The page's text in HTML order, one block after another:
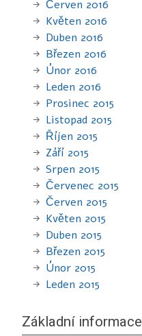
Červen 2016
Květen 2016
Duben 2016
Březen 2016
Únor 2016
Leden 2016
Prosinec 2015
Listopad 2015
Říjen 2015
Září 2015
Srpen 2015
Červenec 2015
Červen 2015
Květen 2015
Duben 2015
Březen 2015
Únor 2015
Leden 2015
Základní informace